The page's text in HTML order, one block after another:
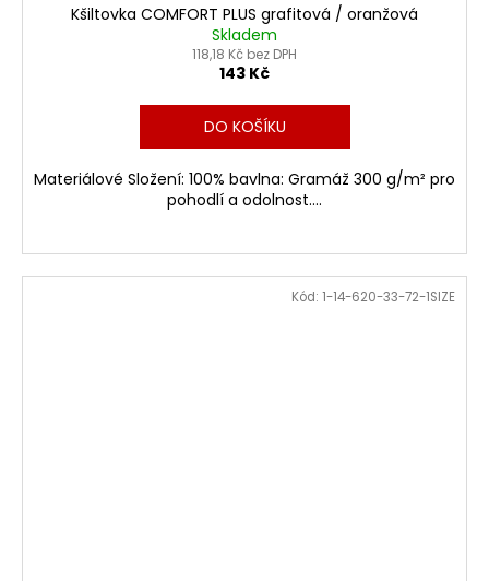
Kšiltovka COMFORT PLUS grafitová / oranžová
Skladem
118,18 Kč bez DPH
143 Kč
DO KOŠÍKU
Materiálové Složení: 100% bavlna: Gramáž 300 g/m² pro
pohodlí a odolnost....
Kód: 1-14-620-33-72-1SIZE